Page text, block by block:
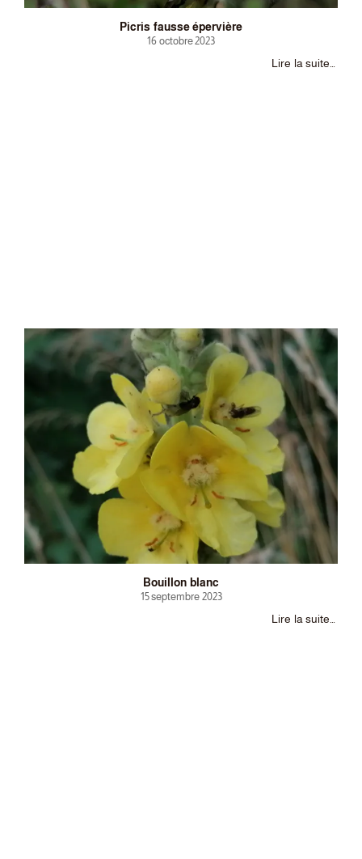
Picris fausse épervière
16 octobre 2023
Lire la suite…
Bouillon blanc
15 septembre 2023
Lire la suite…